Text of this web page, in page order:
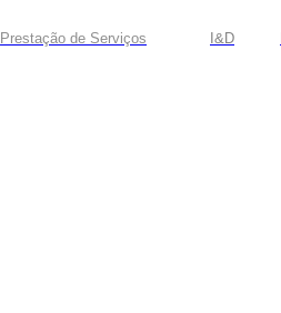
Prestação de Serviços I&D